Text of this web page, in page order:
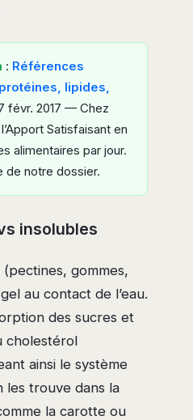
: Références
lipides,
févr. 2017 — Chez
Satisfaisant en
alimentaires par jour.
de notre dossier.
insolubles
(pectines, gommes,
au contact de l’eau.
des sucres et
cholestérol
ainsi le système
les trouve dans la
la carotte ou